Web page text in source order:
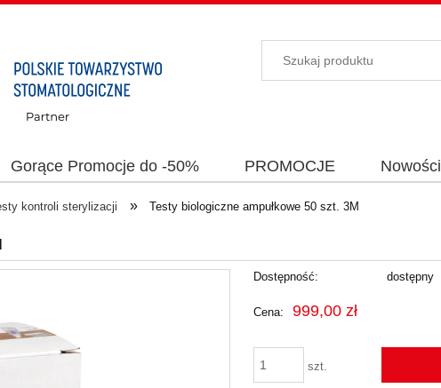
Gorące Promocje do -50% PROMOCJE Nowości
kontroli sterylizacji » Testy biologiczne ampułkowe 50 szt. 3M
Dostępność: dostępny
Cena: 999,00 zł
szt.